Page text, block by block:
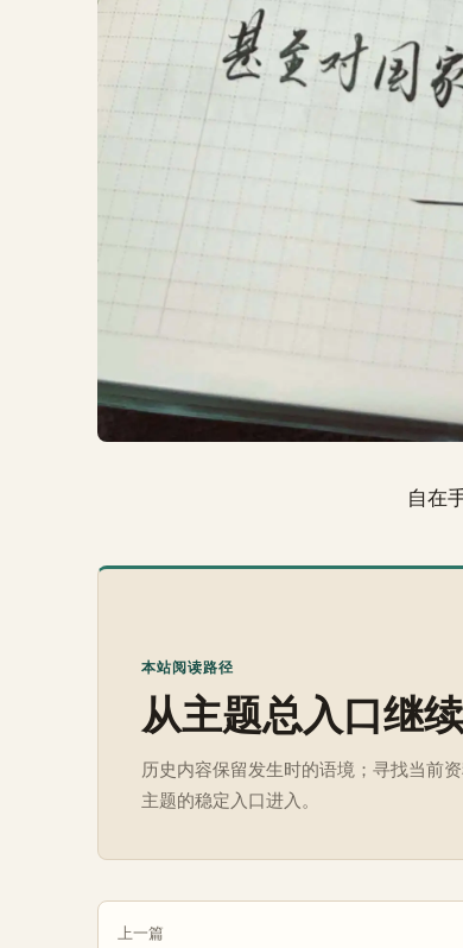
自在
本站阅读路径
从主题总入口继
历史内容保留发生时的语境；寻找当前
主题的稳定入口进入。
上一篇